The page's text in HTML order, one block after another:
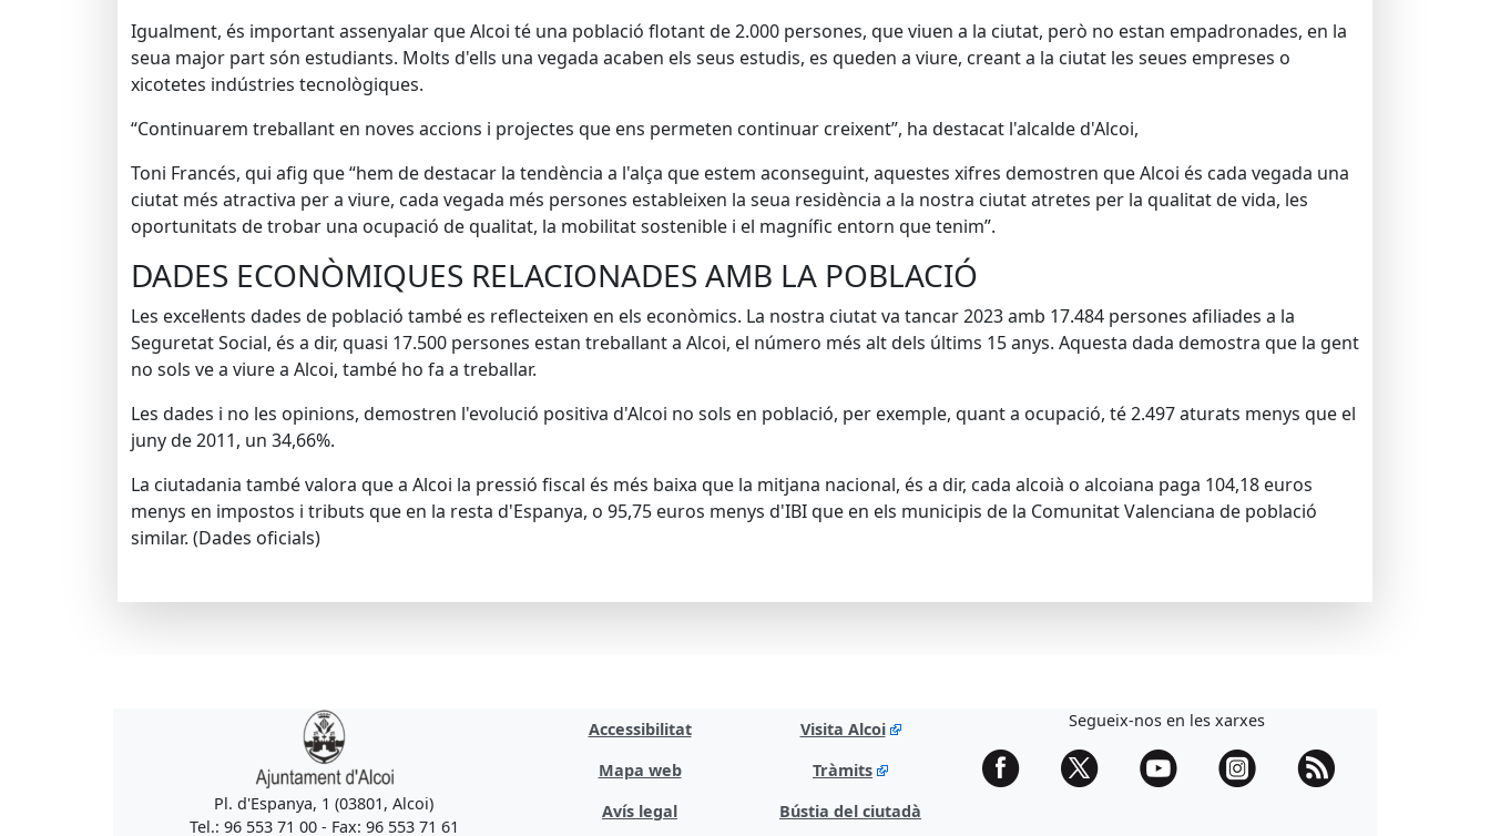
Igualment, és important assenyalar que Alcoi té una població flotant de 2.000 persones, que viuen a la ciutat, però no estan empadronades, en la
seua major part són estudiants. Molts d'ells una vegada acaben els seus estudis, es queden a viure, creant a la ciutat les seues empreses o
xicotetes indústries tecnològiques.
“Continuarem treballant en noves accions i projectes que ens permeten continuar creixent”, ha destacat l'alcalde d'Alcoi,
Toni Francés, qui afig que “hem de destacar la tendència a l'alça que estem aconseguint, aquestes xifres demostren que Alcoi és cada vegada una
ciutat més atractiva per a viure, cada vegada més persones estableixen la seua residència a la nostra ciutat atretes per la qualitat de vida, les
oportunitats de trobar una ocupació de qualitat, la mobilitat sostenible i el magnífic entorn que tenim”.
DADES ECONÒMIQUES RELACIONADES AMB LA POBLACIÓ
Les excel·lents dades de població també es reflecteixen en els econòmics. La nostra ciutat va tancar 2023 amb 17.484 persones afiliades a la
Seguretat Social, és a dir, quasi 17.500 persones estan treballant a Alcoi, el número més alt dels últims 15 anys. Aquesta dada demostra que la gent
no sols ve a viure a Alcoi, també ho fa a treballar.
Les dades i no les opinions, demostren l'evolució positiva d'Alcoi no sols en població, per exemple, quant a ocupació, té 2.497 aturats menys que el
juny de 2011, un 34,66%.
La ciutadania també valora que a Alcoi la pressió fiscal és més baixa que la mitjana nacional, és a dir, cada alcoià o alcoiana paga 104,18 euros
menys en impostos i tributs que en la resta d'Espanya, o 95,75 euros menys d'IBI que en els municipis de la Comunitat Valenciana de població
similar. (Dades oficials)
Pl. d'Espanya, 1 (03801, Alcoi)
Tel.: 96 553 71 00 - Fax: 96 553 71 61
Accessibilitat
Mapa web
Avís legal
Visita Alcoi
Tràmits
Bústia del ciutadà
Segueix-nos en les xarxes